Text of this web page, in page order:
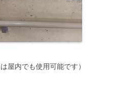
屋内でも使用可能です）